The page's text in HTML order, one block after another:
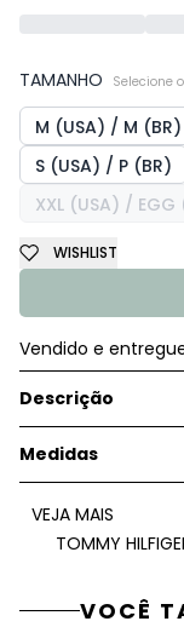
TAMANHO Selecione
M (USA) / M (BR)
S (USA) / P (BR)
XXL (USA) / EGG
WISHLIST
Vendido e
Descrição
Medidas
VEJA MAIS
TOMMY
VOCÊ